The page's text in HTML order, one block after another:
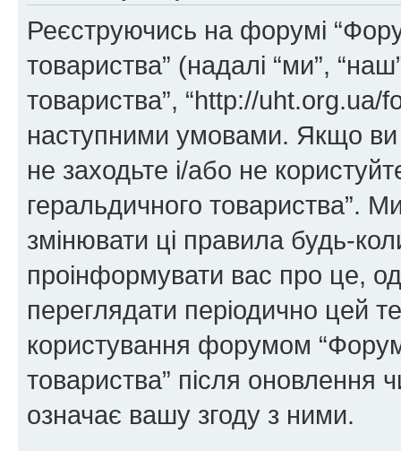
Реєструючись на форумі
товариства” (надалі “ми”,
товариства”, “http://uht.org.ua/
наступними умовами. Якщо ви
не заходьте і/або не
геральдичного товариства”.
змінювати ці правила будь-
проінформувати вас про це,
переглядати періодично цей
користування форумом
товариства” після оновлення
означає вашу згоду з ними.